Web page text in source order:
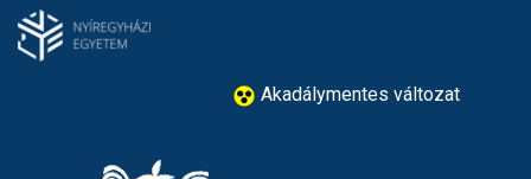
Ugrás
Akadálymentes változat